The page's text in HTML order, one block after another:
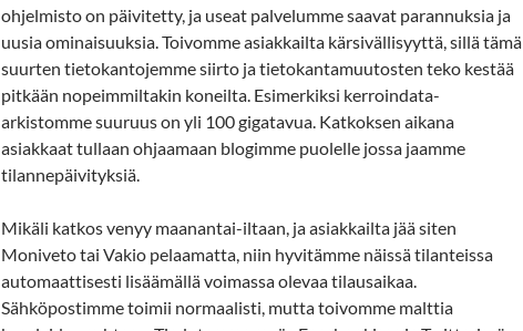
ohjelmisto on päivitetty, ja useat palvelumme saavat parannuksia ja
uusia ominaisuuksia. Toivomme asiakkailta kärsivällisyyttä, sillä tämä
suurten tietokantojemme siirto ja tietokantamuutosten teko kestää
pitkään nopeimmiltakin koneilta. Esimerkiksi kerroindata-
arkistomme suuruus on yli 100 gigatavua. Katkoksen aikana
asiakkaat tullaan ohjaamaan blogimme puolelle jossa jaamme
tilannepäivityksiä.
Mikäli katkos venyy maanantai-iltaan, ja asiakkailta jää siten
Moniveto tai Vakio pelaamatta, niin hyvitämme näissä tilanteissa
automaattisesti lisäämällä voimassa olevaa tilausaikaa.
Sähköpostimme toimii normaalisti, mutta toivomme malttia